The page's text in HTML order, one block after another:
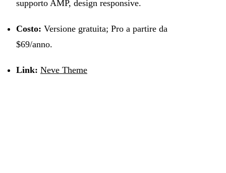
supporto AMP, design responsive.
Costo: Versione gratuita; Pro a partire da
$69/anno.
Link: Neve Theme